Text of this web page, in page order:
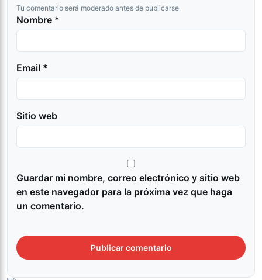
Tu comentario será moderado antes de publicarse
Nombre *
Email *
Sitio web
Guardar mi nombre, correo electrónico y sitio web
en este navegador para la próxima vez que haga
un comentario.